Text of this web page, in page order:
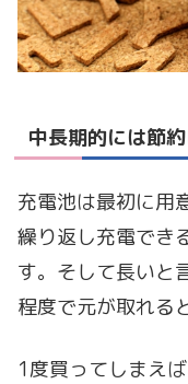
中長期的には節
充電池は最初に用
繰り返し充電でき
す。そして長いと
程度で元が取れる
1度買ってしまえ